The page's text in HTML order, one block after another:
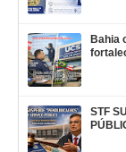
Bahia
STF